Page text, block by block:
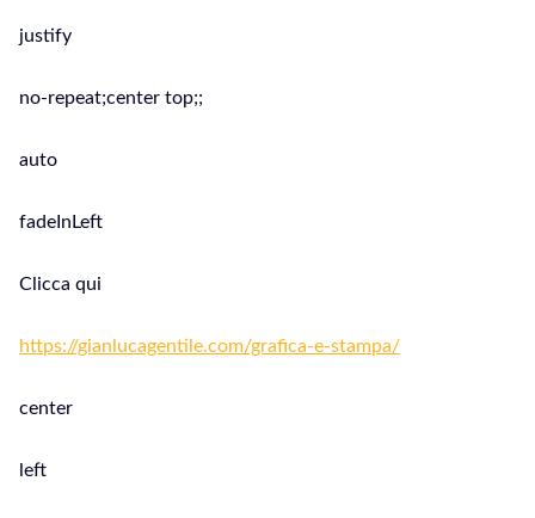
justify
no-repeat;center top;;
auto
fadeInLeft
Clicca qui
https://gianlucagentile.com/grafica-e-stampa/
center
left